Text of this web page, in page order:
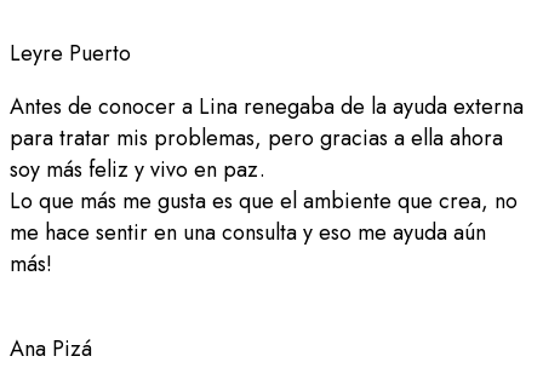
Leyre Puerto
Antes de conocer a Lina renegaba de la ayuda externa
para tratar mis problemas, pero gracias a ella ahora
soy más feliz y vivo en paz.
Lo que más me gusta es que el ambiente que crea, no
me hace sentir en una consulta y eso me ayuda aún
más!
Ana Pizá